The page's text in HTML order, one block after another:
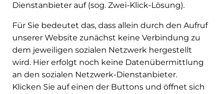
Dienstanbieter auf (sog. Zwei-Klick-Lösung).
Für Sie bedeutet das, dass allein durch den Aufruf
unserer Website zunächst keine Verbindung zu
dem jeweiligen sozialen Netzwerk hergestellt
wird. Hier erfolgt noch keine Datenübermittlung
an den sozialen Netzwerk-Dienstanbieter.
Klicken Sie auf einen der Buttons und öffnet sich